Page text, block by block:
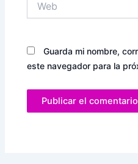
Guarda mi nombre,
este navegador para la